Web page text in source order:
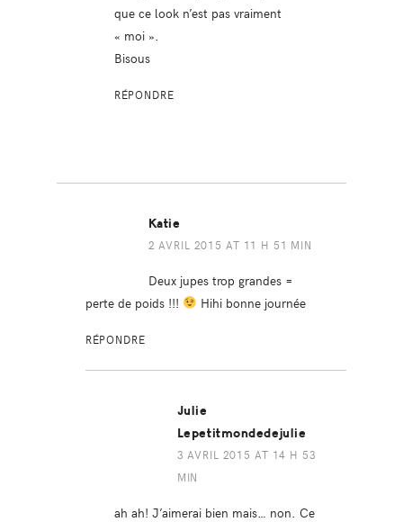
que ce look n’est pas vraiment
« moi ».
Bisous
RÉPONDRE
Katie
2 AVRIL 2015 AT 11 H 51 MIN
Deux jupes trop grandes =
perte de poids !!!
Hihi bonne journée
RÉPONDRE
Julie
Lepetitmondedejulie
3 AVRIL 2015 AT 14 H 53
MIN
ah ah! J’aimerai bien mais… non. Ce